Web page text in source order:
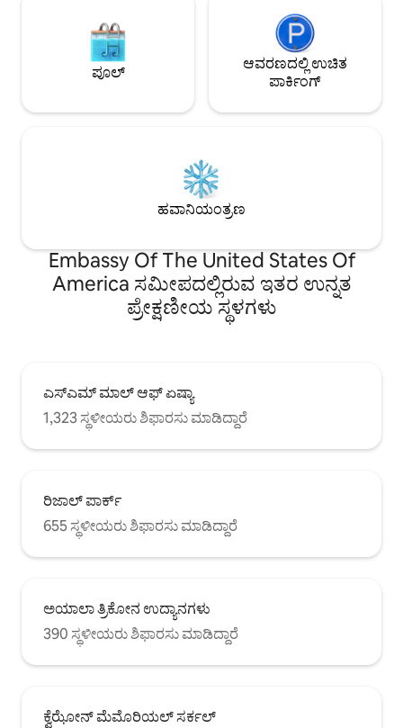
ಪೂಲ್
ಆವರಣದಲ್ಲಿ ಉಚಿತ
ಪಾರ್ಕಿಂಗ್
ಹವಾನಿಯಂತ್ರಣ
Embassy Of The United States Of
America ಸಮೀಪದಲ್ಲಿರುವ ಇತರ ಉನ್ನತ
ಪ್ರೇಕ್ಷಣೀಯ ಸ್ಥಳಗಳು
ಎಸ್‌ಎಮ್ ಮಾಲ್ ಆಫ್ ಏಷ್ಯಾ
1,323 ಸ್ಥಳೀಯರು ಶಿಫಾರಸು ಮಾಡಿದ್ದಾರೆ
ರಿಜಾಲ್ ಪಾರ್ಕ್
655 ಸ್ಥಳೀಯರು ಶಿಫಾರಸು ಮಾಡಿದ್ದಾರೆ
ಅಯಾಲಾ ತ್ರಿಕೋನ ಉದ್ಯಾನಗಳು
390 ಸ್ಥಳೀಯರು ಶಿಫಾರಸು ಮಾಡಿದ್ದಾರೆ
ಕ್ವೆಝೋನ್ ಮೆಮೊರಿಯಲ್ ಸರ್ಕಲ್